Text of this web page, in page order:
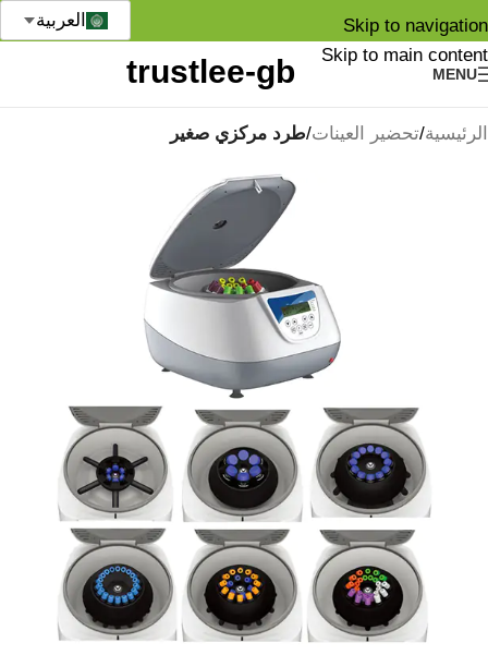
Skip to navigation
Skip to main content
MENU
العربية
الرئيسية تحضير العينات طرد مركزي صغير